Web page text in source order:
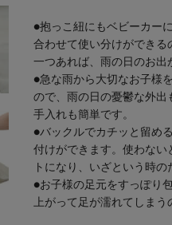
●抱っこ紐にもベビーカー
合わせて使い分けができる
一つあれば、雨の日のお出
●急な雨から大切なお子様
ので、雨の日の憂鬱な外出
手入れも簡単です。
●バックルでカチッと留め
付けができます。使わない
トになり、いざという時
●お子様の足元をすっぽり
上がって足が濡れてしまう